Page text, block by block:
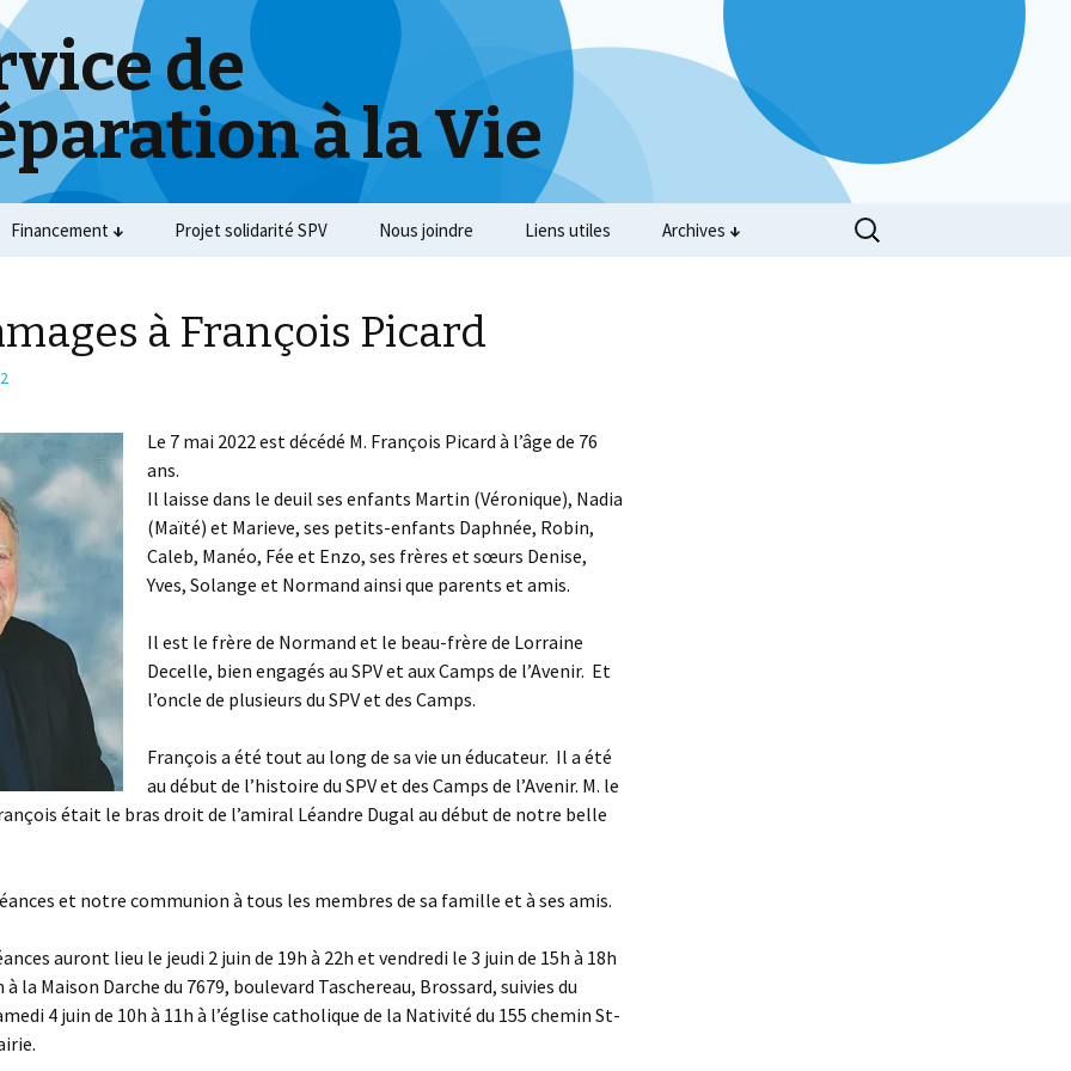
de
à la Vie
Financement Projet solidarité SPV Nous joindre Liens utiles Archives
à François Picard
Le 7 mai 2022 est décédé M. François Picard à l’âge de 76
ans.
Il laisse dans le deuil ses enfants Martin (Véronique), Nadia
(Maïté) et Marieve, ses petits-enfants Daphnée, Robin,
Caleb, Manéo, Fée et Enzo, ses frères et sœurs Denise,
Yves, Solange et Normand ainsi que parents et amis.
Il est le frère de Normand et le beau-frère de Lorraine
Decelle, bien engagés au SPV et aux Camps de l’Avenir. Et
l’oncle de plusieurs du SPV et des Camps.
François a été tout au long de sa vie un éducateur. Il a été
au début de l’histoire du SPV et des Camps de l’Avenir. M. le
était le bras droit de l’amiral Léandre Dugal au début de notre belle
et notre communion à tous les membres de sa famille et à ses amis.
auront lieu le jeudi 2 juin de 19h à 22h et vendredi le 3 juin de 15h à 18h
à la Maison Darche du 7679, boulevard Taschereau, Brossard, suivies du
4 juin de 10h à 11h à l’église catholique de la Nativité du 155 chemin St-